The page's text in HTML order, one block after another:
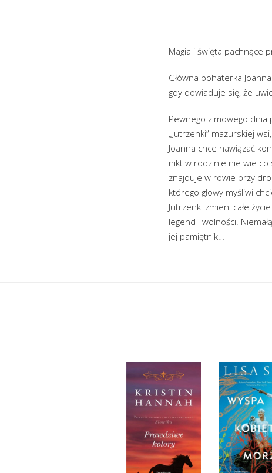
Magia i święta pachnące
Główna bohaterka
gdy dowiaduje się, że
Pewnego zimowego dnia
„Jutrzenki” mazurskiej
Joanna chce nawiązać
nikt w rodzinie nie wie co
znajduje w rowie przy
którego głowy myśliwi
Jutrzenki zmieni całe
legend i wolności.
jej pamiętnik…